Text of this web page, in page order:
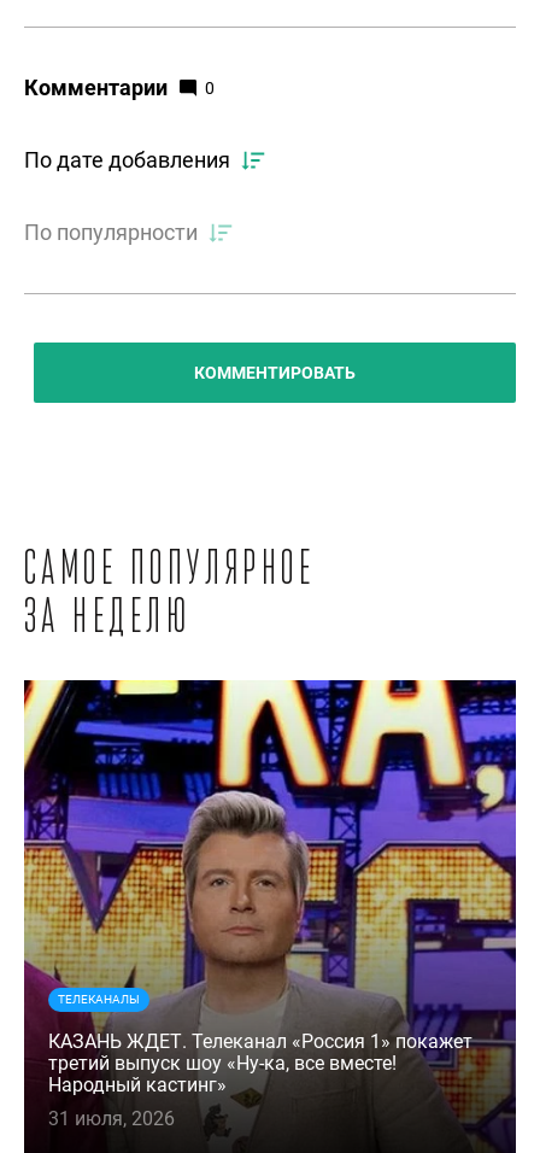
Комментарии 0
По дате добавления
По популярности
КОММЕНТИРОВАТЬ
Самое популярное
за неделю
ТЕЛЕКАНАЛЫ
КАЗАНЬ ЖДЕТ. Телеканал «Россия 1» покажет
третий выпуск шоу «Ну-ка, все вместе!
Народный кастинг»
31 июля, 2026